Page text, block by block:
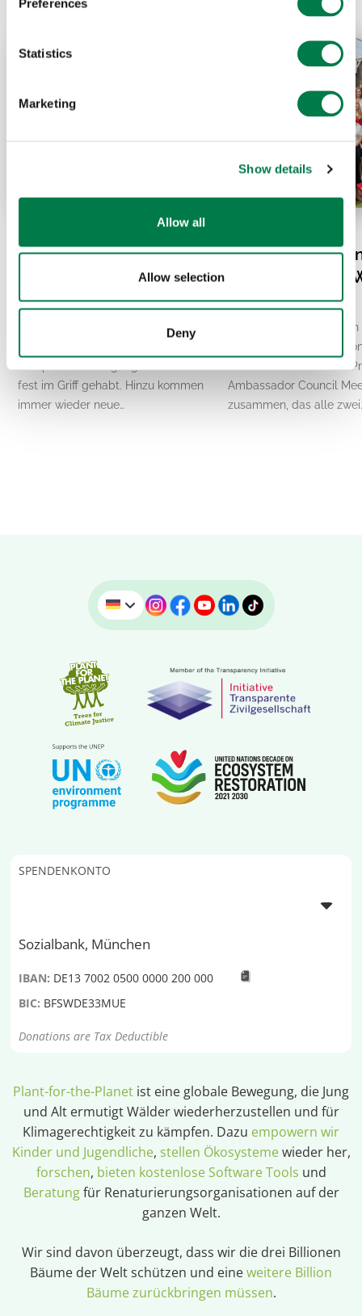
Preferences
Statistics
Marketing
Show details
Allow all
Allow selection
Deny
El Niño und die Hitzewelle
in Europa: Was steckt
wirklich dahinter?
Eine Rekordhitze und der insgesamt
fest im Griff gehabt. Hinzu kommen
immer wieder neue…
Plant-for-the-
vereint: Globale
lokale Resilienz
Vom 9. bis 12. Juli
und junge Engagierte
the-Planet zum Global
Ambassador Council
zusammen, das alle
SPENDENKONTO
Sozialbank, München
IBAN: DE13 7002 0500 0000 200 000
BIC: BFSWDE33MUE
Donations are Tax Deductible
Plant-for-the-Planet ist eine globale Bewegung, die Jung
und Alt ermutigt Wälder wiederherzustellen und für
Klimagerechtigkeit zu kämpfen. Dazu empowern wir
Kinder und Jugendliche, stellen Ökosystemewieder her,
forschen, bieten kostenlose Software Tools und
Beratungfür Renaturierungsorganisationen auf der
ganzen Welt.
Wir sind davon überzeugt, dass wir die drei Billionen
Bäume der Welt schützen und eineweitere Billion
Bäume zurückbringen müssen.